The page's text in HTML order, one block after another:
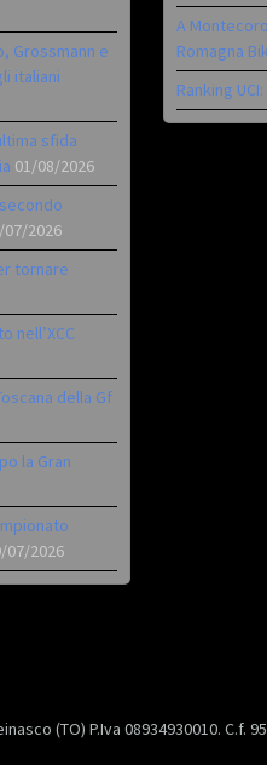
Grossmann e
italiani
sfida
01/08/2026
07/2026
tornare
nell’XCC
della Gf
la Gran
07/2026
A
Romagna
Ranking
(TO) P.Iva 08934930010. C.f.